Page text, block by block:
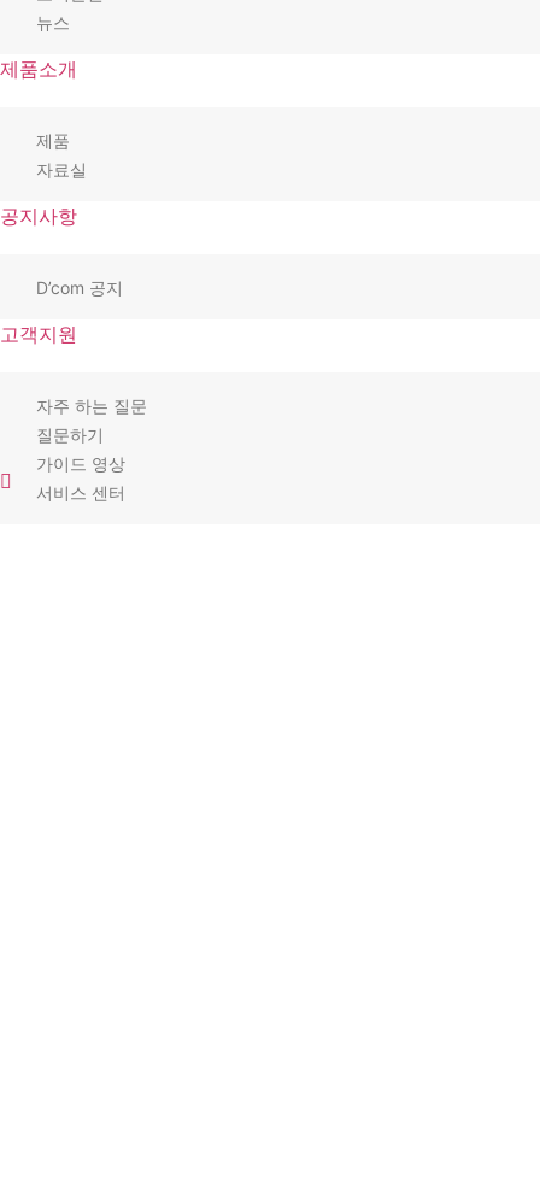
뉴스
제품소개
제품
자료실
공지사항
D’com 공지
고객지원
자주 하는 질문
질문하기
가이드 영상
서비스 센터